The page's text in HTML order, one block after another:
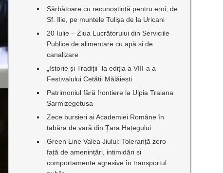
Sărbătoare cu recunoștință pentru eroi, de
Sf. Ilie, pe muntele Tulișa de la Uricani
20 Iulie – Ziua Lucrătorului din Serviciile
Publice de alimentare cu apă și de
canalizare
„Istorie și Tradiții” la ediția a VIII-a a
Festivalului Cetății Mălăiești
Patrimoniul fără frontiere la Ulpia Traiana
Sarmizegetusa
Zece bursieri ai Academiei Române în
tabăra de vară din Țara Hațegului
Green Line Valea Jiului: Toleranță zero
față de amenințări, intimidări și
comportamente agresive în transportul